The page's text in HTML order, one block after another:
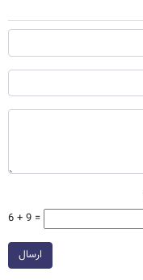
6 + 9 =
ارسال